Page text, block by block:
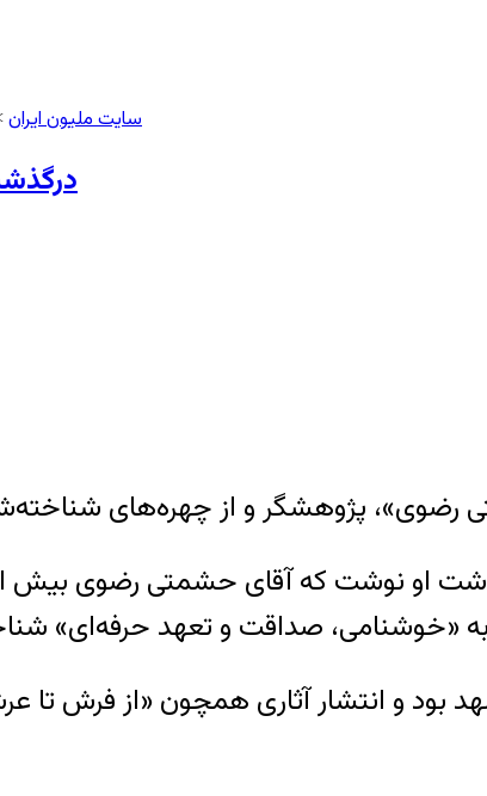
سایت ملیون ایران
پژوهشگر و از چهره‌های شناخته‌شده حوزه فرش
او نوشت که آقای حشمتی رضوی
به «خوشنامی، صداقت و تعهد حرفه‌ای»
حشمتی رضوی متولد ۱۳۱۹ در مشهد بود و انتشار آثاری